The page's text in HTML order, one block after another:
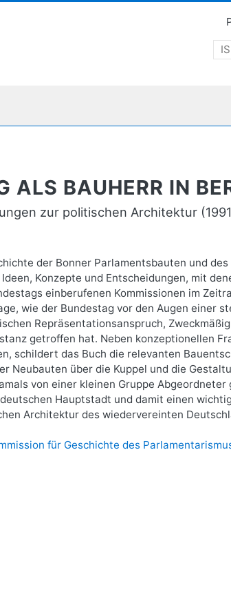
ALS BAUHERR IN
zur politischen Architektur
der Bonner Parlamentsbauten und
Konzepte und Entscheidungen, mit
einberufenen Kommissionen im
wie der Bundestag vor den Augen einer
Repräsentationsanspruch,
getroffen hat. Neben konzeptionellen
schildert das Buch die relevanten
Neubauten über die Kuppel und die
von einer kleinen Gruppe
Hauptstadt und damit einen
Architektur des wiedervereinten
für Geschichte des